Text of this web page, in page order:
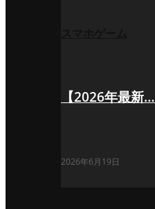
【2026年最新…
2026年6月19日